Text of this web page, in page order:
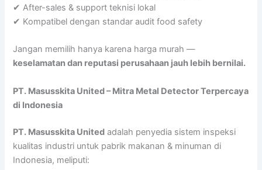
✔ After-sales & support teknisi lokal
✔ Kompatibel dengan standar audit food safety
Jangan memilih hanya karena harga murah —
keselamatan dan reputasi perusahaan jauh lebih bernilai.
PT. Masusskita United – Mitra Metal Detector Terpercaya
di Indonesia
PT. Masusskita United adalah penyedia sistem inspeksi
kualitas industri untuk pabrik makanan & minuman di
Indonesia, meliputi: